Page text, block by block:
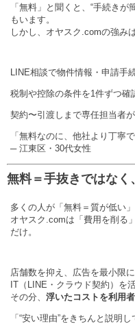
「無料」と聞くと、“手続き
もいます。
しかし、オヤスク.comの強み
LINE相談で物件情報・申請手
税制や控除の条件を1件ずつ確
契約〜引渡しまで専任担当者
「無料なのに、他社より丁寧
─ 江東区・30代女性
無料＝手抜きではなく
多くの人が「無料＝質が低い
オヤスク.comは「費用を削る
だけ。
店舗数を抑え、広告を最小限に
IT（LINE・クラウド契約）を
その分、 浮いたコストを利用
「“安い理由”をきちんと説明